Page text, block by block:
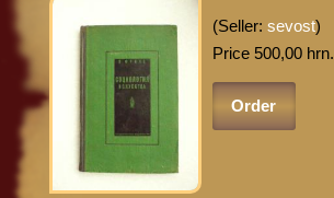
(Seller: sevost)
Price 500,00 hrn.
Order